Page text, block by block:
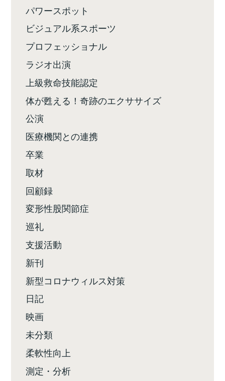
パワースポット
ビジュアル系スポーツ
プロフェッショナル
ラジオ出演
上級救命技能認定
体が甦える！奇跡のエクササイズ
公演
医療機関との連携
卒業
取材
回顧録
変形性股関節症
巡礼
支援活動
新刊
新型コロナウィルス対策
日記
映画
未分類
柔軟性向上
測定・分析